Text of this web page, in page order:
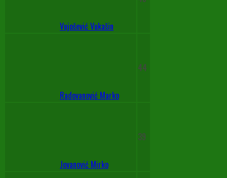
Vujošević Vukašin
Radovanović Marko
44
Jovanović Mirko
39